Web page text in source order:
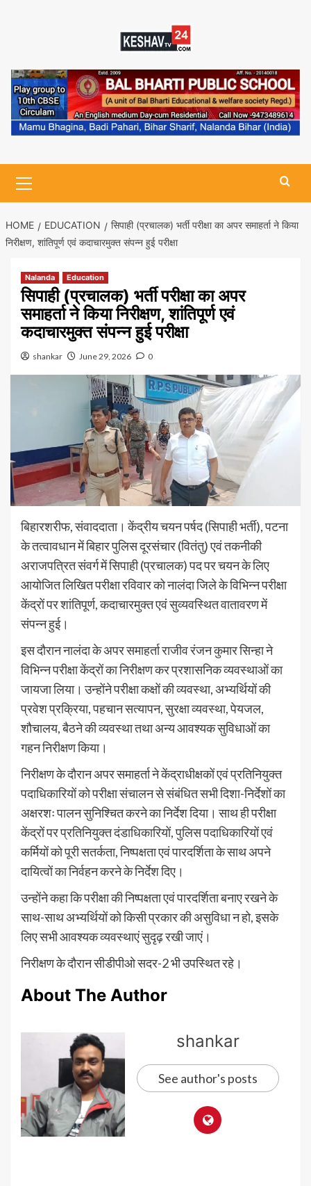
Menu
HOME EDUCATION
सिपाही (प्रचालक) भर्ती परीक्षा का अपर समाहर्ता ने किया
निरीक्षण, शांतिपूर्ण एवं कदाचारमुक्त संपन्न हुई परीक्षा
Nalanda Education
सिपाही (प्रचालक) भर्ती परीक्षा का अपर
समाहर्ता ने किया निरीक्षण, शांतिपूर्ण एवं
कदाचारमुक्त संपन्न हुई परीक्षा
shankar June 29, 2026 0
बिहारशरीफ, संवाददाता। केंद्रीय चयन पर्षद (सिपाही भर्ती), पटना
के तत्वावधान में बिहार पुलिस दूरसंचार (वितंतु) एवं तकनीकी
अराजपत्रित संवर्ग में सिपाही (प्रचालक) पद पर चयन के लिए
आयोजित लिखित परीक्षा रविवार को नालंदा जिले के विभिन्न परीक्षा
केंद्रों पर शांतिपूर्ण, कदाचारमुक्त एवं सुव्यवस्थित वातावरण में
संपन्न हुई।
इस दौरान नालंदा के अपर समाहर्ता राजीव रंजन कुमार सिन्हा ने
विभिन्न परीक्षा केंद्रों का निरीक्षण कर प्रशासनिक व्यवस्थाओं का
जायजा लिया। उन्होंने परीक्षा कक्षों की व्यवस्था, अभ्यर्थियों की
प्रवेश प्रक्रिया, पहचान सत्यापन, सुरक्षा व्यवस्था, पेयजल,
शौचालय, बैठने की व्यवस्था तथा अन्य आवश्यक सुविधाओं का
गहन निरीक्षण किया।
निरीक्षण के दौरान अपर समाहर्ता ने केंद्राधीक्षकों एवं प्रतिनियुक्त
पदाधिकारियों को परीक्षा संचालन से संबंधित सभी दिशा-निर्देशों का
अक्षरशः पालन सुनिश्चित करने का निर्देश दिया। साथ ही परीक्षा
केंद्रों पर प्रतिनियुक्त दंडाधिकारियों, पुलिस पदाधिकारियों एवं
कर्मियों को पूरी सतर्कता, निष्पक्षता एवं पारदर्शिता के साथ अपने
दायित्वों का निर्वहन करने के निर्देश दिए।
उन्होंने कहा कि परीक्षा की निष्पक्षता एवं पारदर्शिता बनाए रखने के
साथ-साथ अभ्यर्थियों को किसी प्रकार की असुविधा न हो, इसके
लिए सभी आवश्यक व्यवस्थाएं सुदृढ़ रखी जाएं।
निरीक्षण के दौरान सीडीपीओ सदर-2 भी उपस्थित रहे।
About The Author
shankar
See author's posts